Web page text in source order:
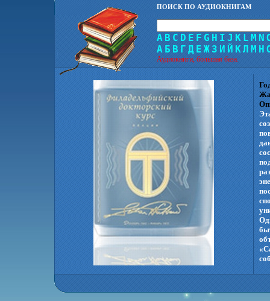
ПОИСК ПО АУДИОКНИГАМ
A B C D E F G H I J K L M N
А Б В Г Д Е Ж З И Й КЛ М Н
Аудиокниги, большая база.